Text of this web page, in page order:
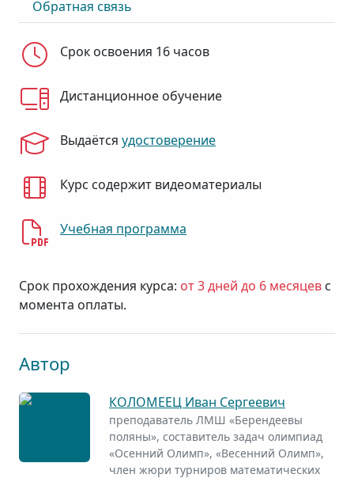
Обратная связь
Срок освоения 16 часов
Дистанционное обучение
Выдаётся удостоверение
Курс содержит видеоматериалы
Учебная программа
Срок прохождения курса: от 3 дней до 6 месяцев с
момента оплаты.
Автор
КОЛОМЕЕЦ Иван Сергеевич
преподаватель ЛМШ «Берендеевы
поляны», составитель задач олимпиад
«Осенний Олимп», «Весенний Олимп»,
член жюри турниров математических